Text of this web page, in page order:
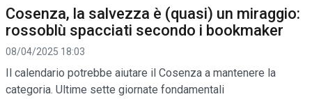
Cosenza, la salvezza è (quasi) un miraggio:
rossoblù spacciati secondo i bookmaker
08/04/2025 18:03
Il calendario potrebbe aiutare il Cosenza a mantenere la
categoria. Ultime sette giornate fondamentali